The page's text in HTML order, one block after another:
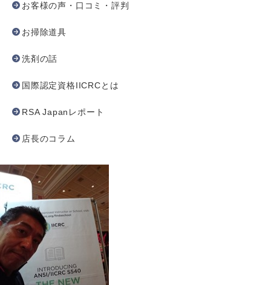
お客様の声・口コミ・評判
お掃除道具
洗剤の話
国際認定資格IICRCとは
RSA Japanレポート
店長のコラム